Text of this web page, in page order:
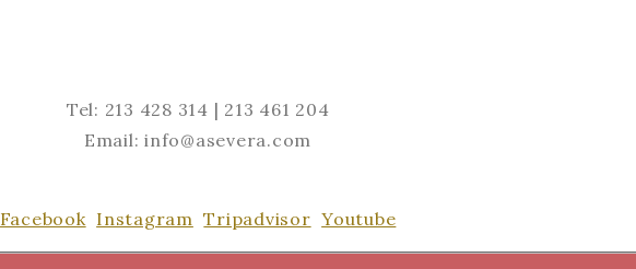
Tel: 213 428 314 | 213 461 204
Email: info@asevera.com
Facebook Instagram Tripadvisor Youtube